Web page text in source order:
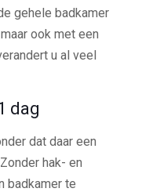
gehele badkamer
ook met een
u al veel
dag
dat daar een
hak- en
badkamer te